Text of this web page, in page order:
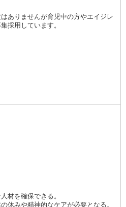
ありませんが育児中の方やエイジレ
採用しています。
材を確保できる。
休みや精神的なケアが必要となる。